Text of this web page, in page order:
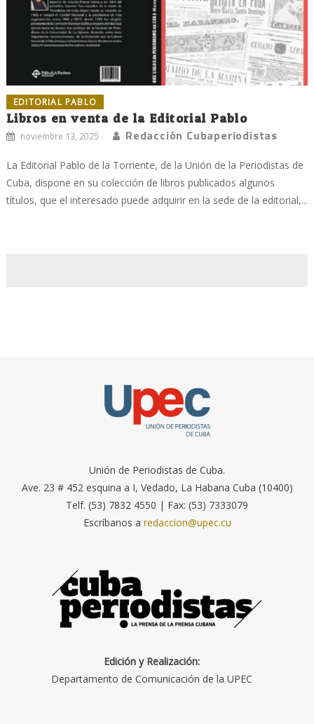
EDITORIAL PABLO
Libros en venta de la Editorial Pablo
noviembre 13, 2025 Redacción Cubaperiodistas
La Editorial Pablo de la Torriente, de la Unión de la Periodistas de
Cuba, dispone en su colección de libros publicados algunos
títulos, que el interesado puede adquirir en la sede de la editorial,...
Unión de Periodistas de Cuba.
Ave. 23 # 452 esquina a I, Vedado, La Habana Cuba (10400)
Telf. (53) 7832 4550 | Fax: (53) 7333079
Escríbanos a redaccion@upec.cu
Edición y Realización:
Departamento de Comunicación de la UPEC